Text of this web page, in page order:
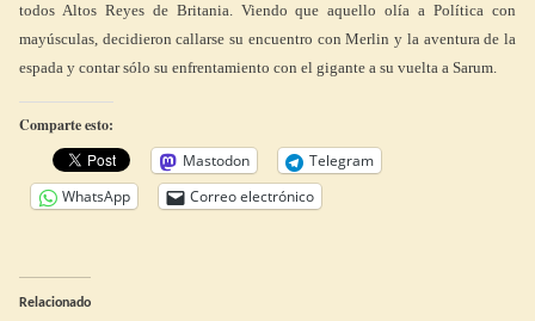
todos Altos Reyes de Britania. Viendo que aquello olía a Política con
mayúsculas, decidieron callarse su encuentro con Merlin y la aventura de la
espada y contar sólo su enfrentamiento con el gigante a su vuelta a Sarum.
Comparte esto:
Mastodon
Telegram
WhatsApp
Correo electrónico
Relacionado